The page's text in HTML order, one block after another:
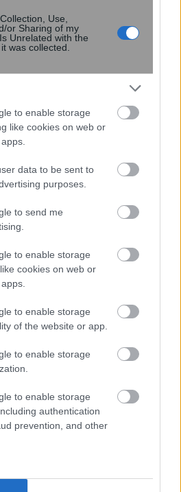
Use,
or Sharing of my
Unrelated with the
was collected.
to enable storage
like cookies on web or
data to be sent to
purposes.
to send me
to enable storage
cookies on web or
to enable storage
of the website or app.
to enable storage
to enable storage
authentication
prevention, and other
|| Οικονομία
στα συμβόλαια
ΕΝΦΙΑ – Ποιοι
της εφορίας και τα
Οικονομία